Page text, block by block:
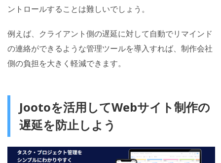
ントロールすることは難しいでしょう。
例えば、クライアント側の遅延に対して自動でリマインド
の連絡ができるような管理ツールを導入すれば、制作会社
側の負担を大きく軽減できます。
Jootoを活用してWebサイト制作の
遅延を防止しよう